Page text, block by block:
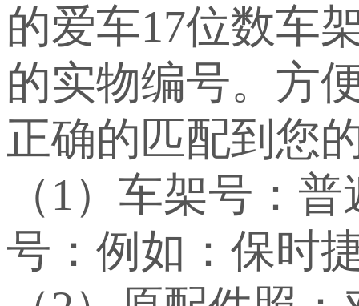
的爱车17位数车
的实物编号。方
正确的匹配到您
（1）车架号：
号：例如：保时